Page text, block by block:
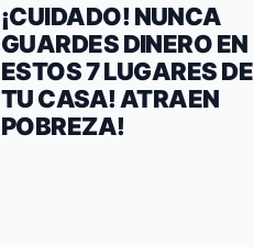
¡CUIDADO! NUNCA
GUARDES DINERO EN
ESTOS 7 LUGARES DE
TU CASA! ATRAEN
POBREZA!